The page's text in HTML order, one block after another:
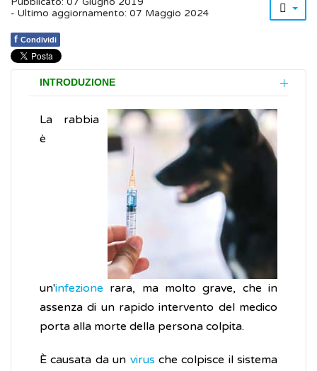
- Ultimo aggiornamento: 07 Maggio 2024
f Condividi
INTRODUZIONE
La rabbia
è
un'infezione rara, ma molto grave, che in
assenza di un rapido intervento del medico
porta alla morte della persona colpita.
È causata da un virus che colpisce il sistema